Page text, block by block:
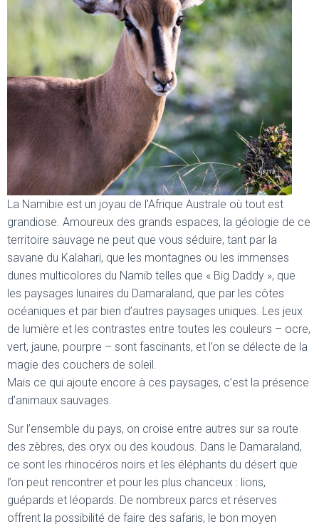
La Namibie est un joyau de l’Afrique Australe où tout est
grandiose. Amoureux des grands espaces, la géologie de ce
territoire sauvage ne peut que vous séduire, tant par la
savane du Kalahari, que les montagnes ou les immenses
dunes multicolores du Namib telles que « Big Daddy », que
les paysages lunaires du Damaraland, que par les côtes
océaniques et par bien d’autres paysages uniques. Les jeux
de lumière et les contrastes entre toutes les couleurs – ocre,
vert, jaune, pourpre – sont fascinants, et l’on se délecte de la
magie des couchers de soleil.
Mais ce qui ajoute encore à ces paysages, c’est la présence
d’animaux sauvages.
Sur l’ensemble du pays, on croise entre autres sur sa route
des zèbres, des oryx ou des koudous. Dans le Damaraland,
ce sont les rhinocéros noirs et les éléphants du désert que
l’on peut rencontrer et pour les plus chanceux : lions,
guépards et léopards. De nombreux parcs et réserves
offrent la possibilité de faire des safaris, le bon moyen